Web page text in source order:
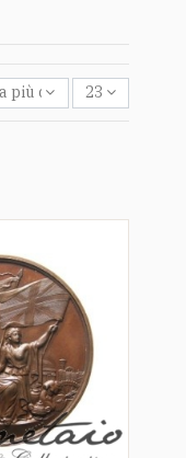
più caro a meno caro
23